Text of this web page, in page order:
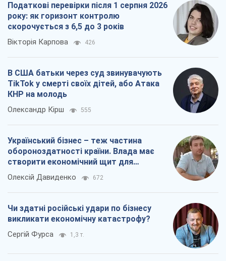
Податкові перевірки після 1 серпня 2026
року: як горизонт контролю
скорочується з 6,5 до 3 років
Вікторія Карпова 426
В США батьки через суд звинувачують
TikTok у смерті своїх дітей, або Атака
КНР на молодь
Олександр Кірш 555
Український бізнес – теж частина
обороноздатності країни. Влада має
створити економічний щит для
компаній
Олексій Давиденко 672
Чи здатні російські удари по бізнесу
викликати економічну катастрофу?
Сергій Фурса 1,3 т.